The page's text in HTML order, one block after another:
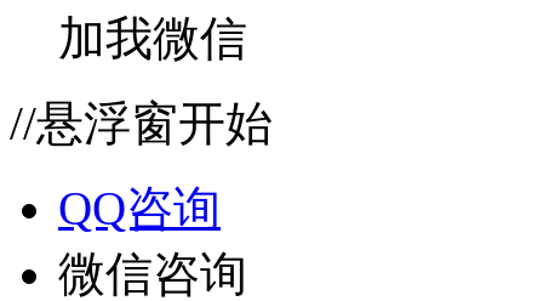
加我微信
//悬浮窗开始
QQ咨询
微信咨询